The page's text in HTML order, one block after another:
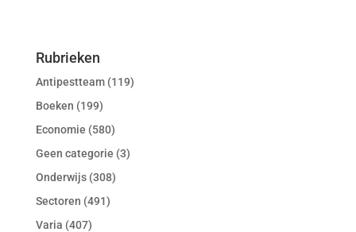
Rubrieken
Antipestteam(119)
Boeken (199)
Economie (580)
Geen categorie (3)
Onderwijs(308)
Sectoren (491)
Varia (407)